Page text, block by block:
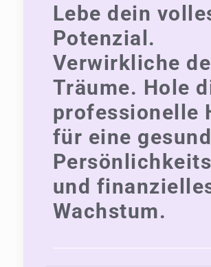
Lebe dein
Potenzial.
Verwirkliche
Träume. Hole
professionelle
für eine
und
Wachstum.